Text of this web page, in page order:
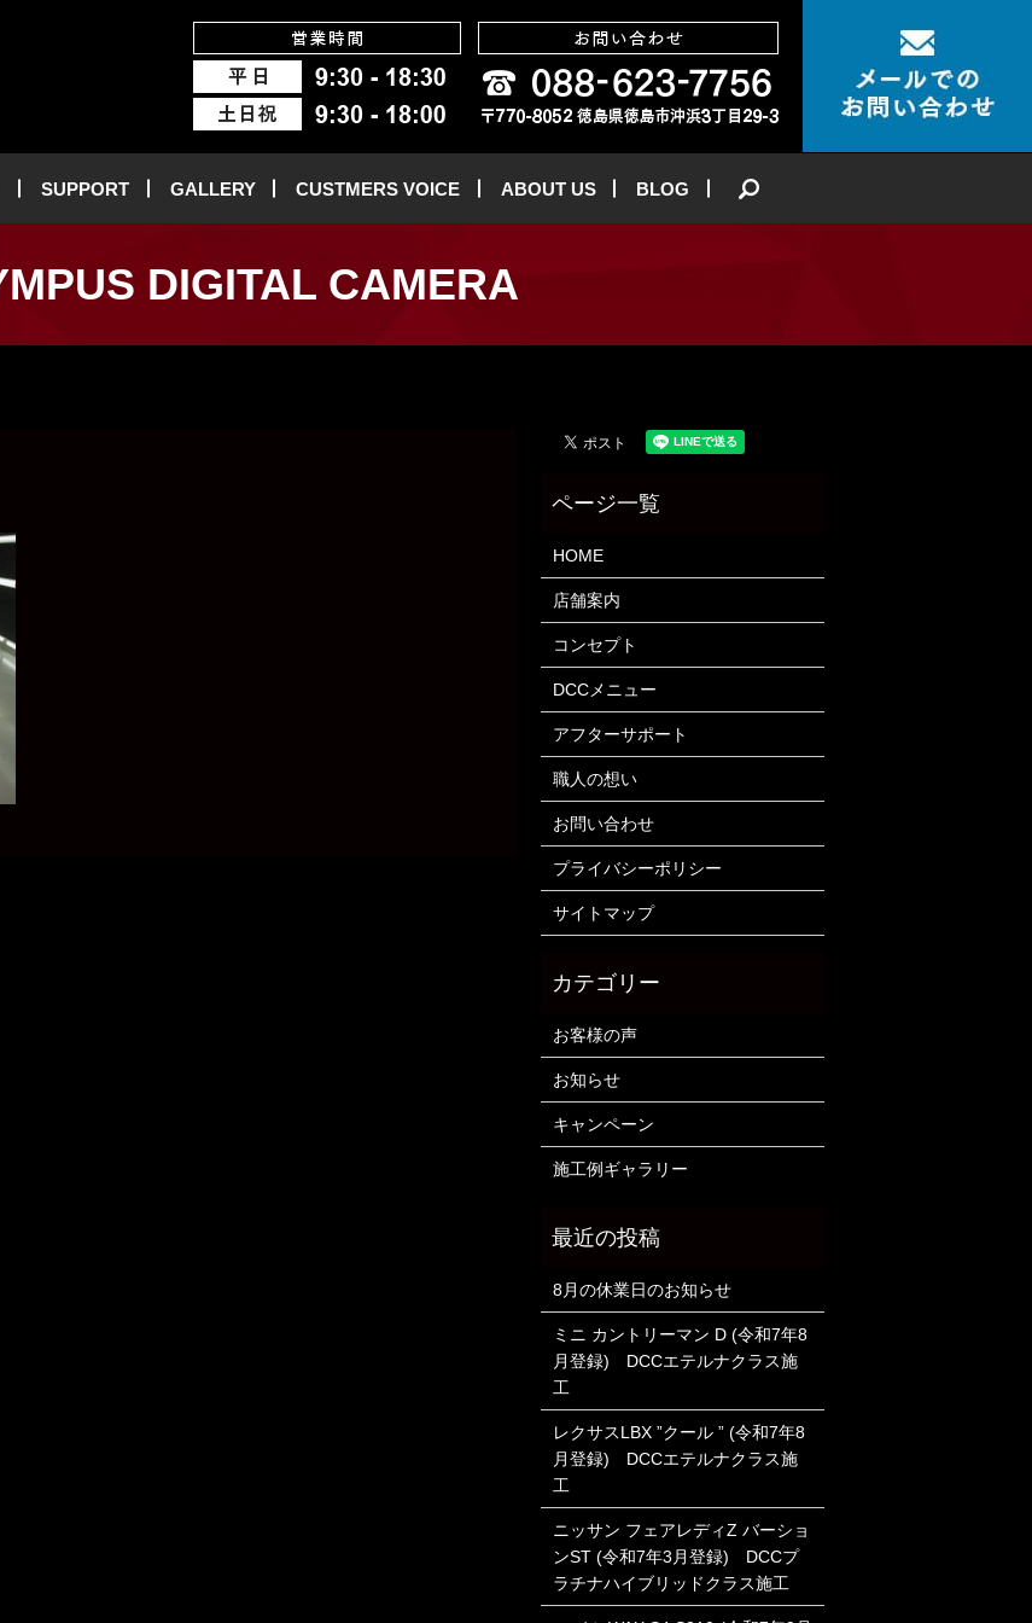
SUPPORT GALLERY CUSTMERS VOICE ABOUT US BLOG
DIGITAL CAMERA
HOME
店舗案内
コンセプト
DCCメニュー
アフターサポート
職人の想い
お問い合わせ
プライバシーポリシー
サイトマップ
お客様の声
お知らせ
キャンペーン
施工例ギャラリー
8月の休業日のお知らせ
ミニ カントリーマン D (令和7年8
月登録) DCCエテルナクラス施
工
レクサスLBX ”クール ” (令和7年8
月登録) DCCエテルナクラス施
工
ニッサン フェアレディZ バーショ
ンST (令和7年3月登録) DCCプ
ラチナハイブリッドクラス施工